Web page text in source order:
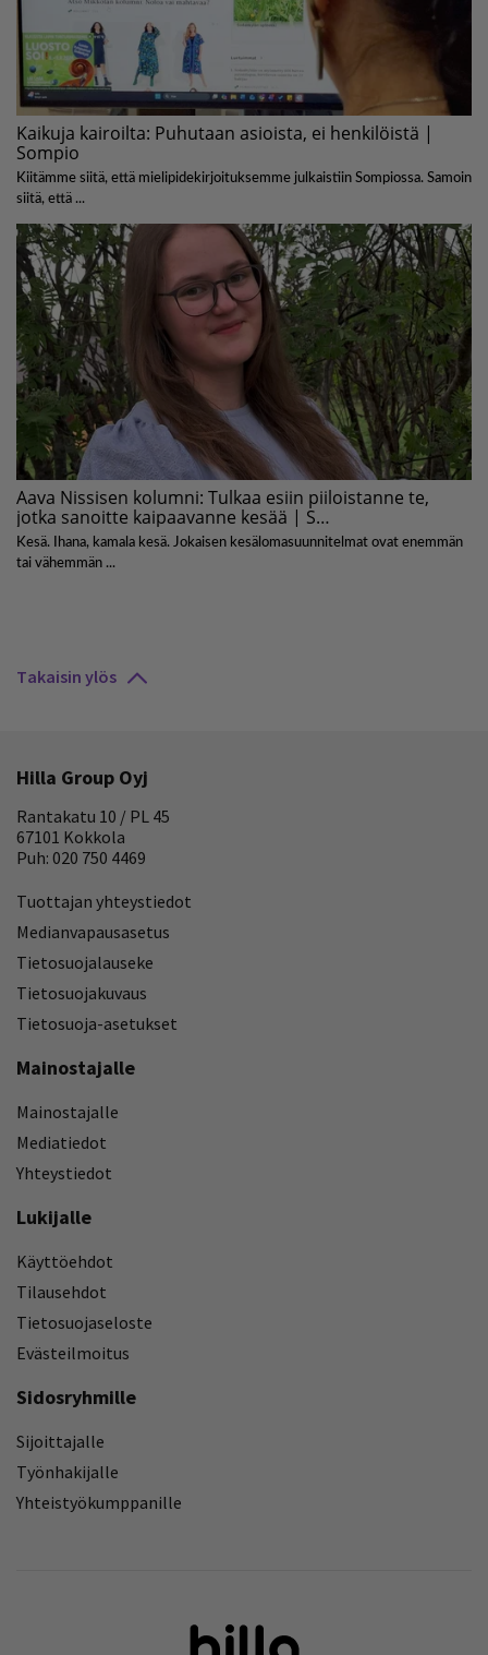
Takaisin ylös
Hilla Group Oyj
Rantakatu 10 / PL 45
67101 Kokkola
Puh: 020 750 4469
Tuottajan yhteystiedot
Medianvapausasetus
Tietosuojalauseke
Tietosuojakuvaus
Tietosuoja-asetukset
Mainostajalle
Mainostajalle
Mediatiedot
Yhteystiedot
Lukijalle
Käyttöehdot
Tilausehdot
Tietosuojaseloste
Evästeilmoitus
Sidosryhmille
Sijoittajalle
Työnhakijalle
Yhteistyökumppanille